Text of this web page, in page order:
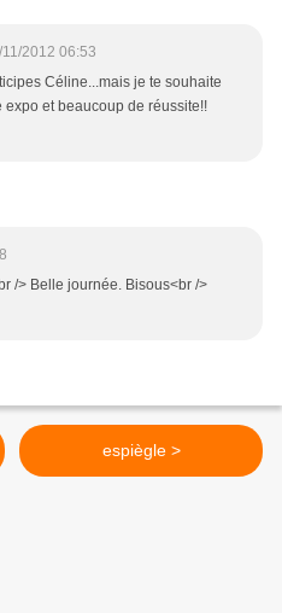
2012 06:53
Céline...mais je te souhaite
et beaucoup de réussite!!
/> Belle journée. Bisous<br />
espiègle >